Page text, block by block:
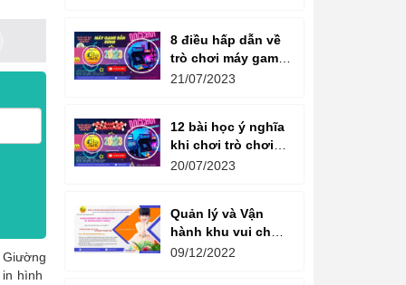
hình
8 điều hấp dẫn về
trò chơi máy game
bắn súng
21/07/2023
12 bài học ý nghĩa
khi chơi trò chơi
máy game đua xe
20/07/2023
Quản lý và Vận
hành khu vui chơi
giải trí -
09/12/2022